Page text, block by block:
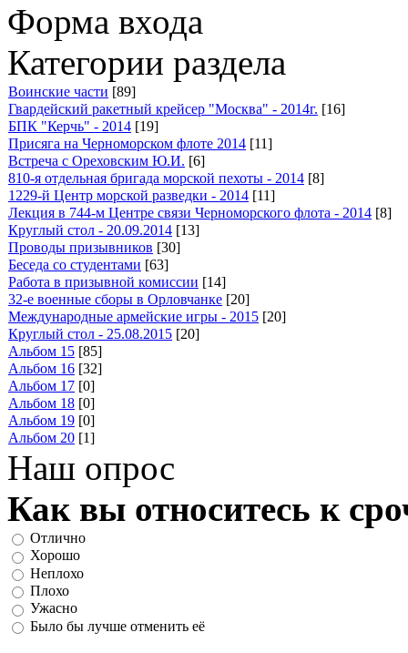
Форма входа
Категории раздела
Воинские части [89]
Гвардейский ракетный крейсер "Москва" - 2014г. [16]
БПК "Керчь" - 2014 [19]
Присяга на Черноморском флоте 2014 [11]
Встреча с Ореховским Ю.И. [6]
810-я отдельная бригада морской пехоты - 2014 [8]
1229-й Центр морской разведки - 2014 [11]
Лекция в 744-м Центре связи Черноморского флота - 2014 [8]
Круглый стол - 20.09.2014 [13]
Проводы призывников [30]
Беседа со студентами [63]
Работа в призывной комиссии [14]
32-е военные сборы в Орловчанке [20]
Международные армейские игры - 2015 [20]
Круглый стол - 25.08.2015 [20]
Альбом 15 [85]
Альбом 16 [32]
Альбом 17 [0]
Альбом 18 [0]
Альбом 19 [0]
Альбом 20 [1]
Наш опрос
Как вы относитесь к
Отлично
Хорошо
Неплохо
Плохо
Ужасно
Было бы лучше отменить её